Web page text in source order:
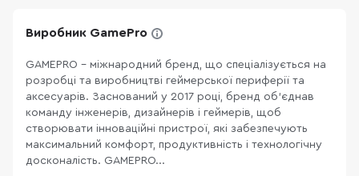
Виробник GamePro
GAMEPRO – міжнародний бренд, що спеціалізується на
розробці та виробництві геймерської периферії та
аксесуарів. Заснований у 2017 році, бренд об’єднав
команду інженерів, дизайнерів і геймерів, щоб
створювати інноваційні пристрої, які забезпечують
максимальний комфорт, продуктивність і технологічну
досконалість. GAMEPRO...